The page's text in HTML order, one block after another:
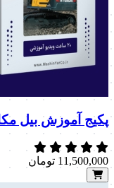
پکیج آموزش بیل
11,500,000 تومان